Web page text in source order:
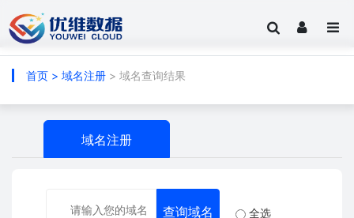
首页 > 域名注册 > 域名查询结果
域名注册
全选